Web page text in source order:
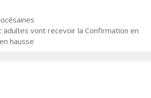
adultes vont recevoir la Confirmation en
hausse